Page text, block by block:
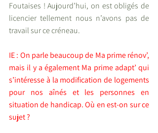
Foutaises ! Aujourd’hui, on est obligés de
licencier tellement nous n’avons pas de
travail sur ce créneau.
IE : On parle beaucoup de Ma prime rénov’,
mais il y a également Ma prime adapt’ qui
s’intéresse à la modification de logements
pour nos aînés et les personnes en
situation de handicap. Où en est-on sur ce
sujet ?